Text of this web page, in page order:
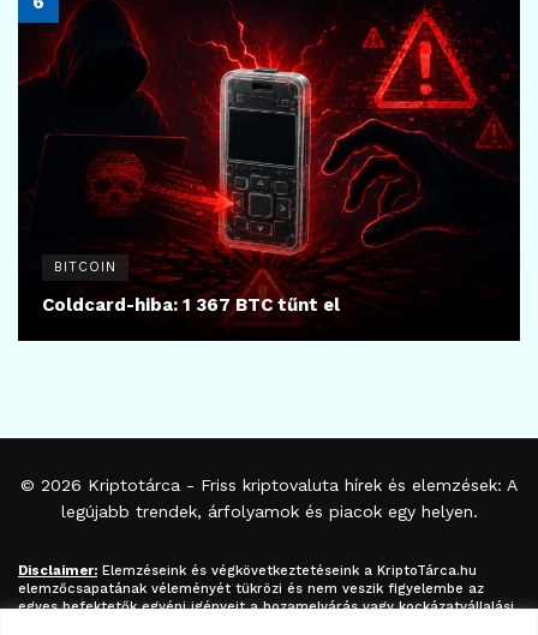
BITCOIN
Coldcard-hiba: 1 367 BTC tűnt el
© 2026 Kriptotárca - Friss kriptovaluta hírek és elemzések: A
legújabb trendek, árfolyamok és piacok egy helyen.
Disclaimer: Elemzéseink és végkövetkeztetéseink a KriptoTárca.hu
elemzőcsapatának véleményét tükrözi és nem veszik figyelembe az
egyes befektetők egyéni igényeit a hozamelvárás vagy kockázatvállalási